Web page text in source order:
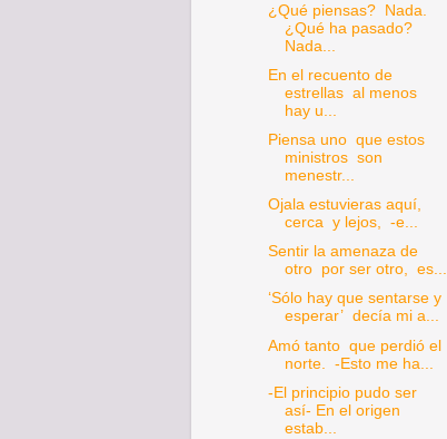
¿Qué piensas? Nada.
¿Qué ha pasado?
Nada...
En el recuento de
estrellas al menos
hay u...
Piensa uno que estos
ministros son
menestr...
Ojala estuvieras aquí,
cerca y lejos, -e...
Sentir la amenaza de
otro por ser otro, es...
‘Sólo hay que sentarse y
esperar’ decía mi a...
Amó tanto que perdió el
norte. -Esto me ha...
-El principio pudo ser
así- En el origen
estab...